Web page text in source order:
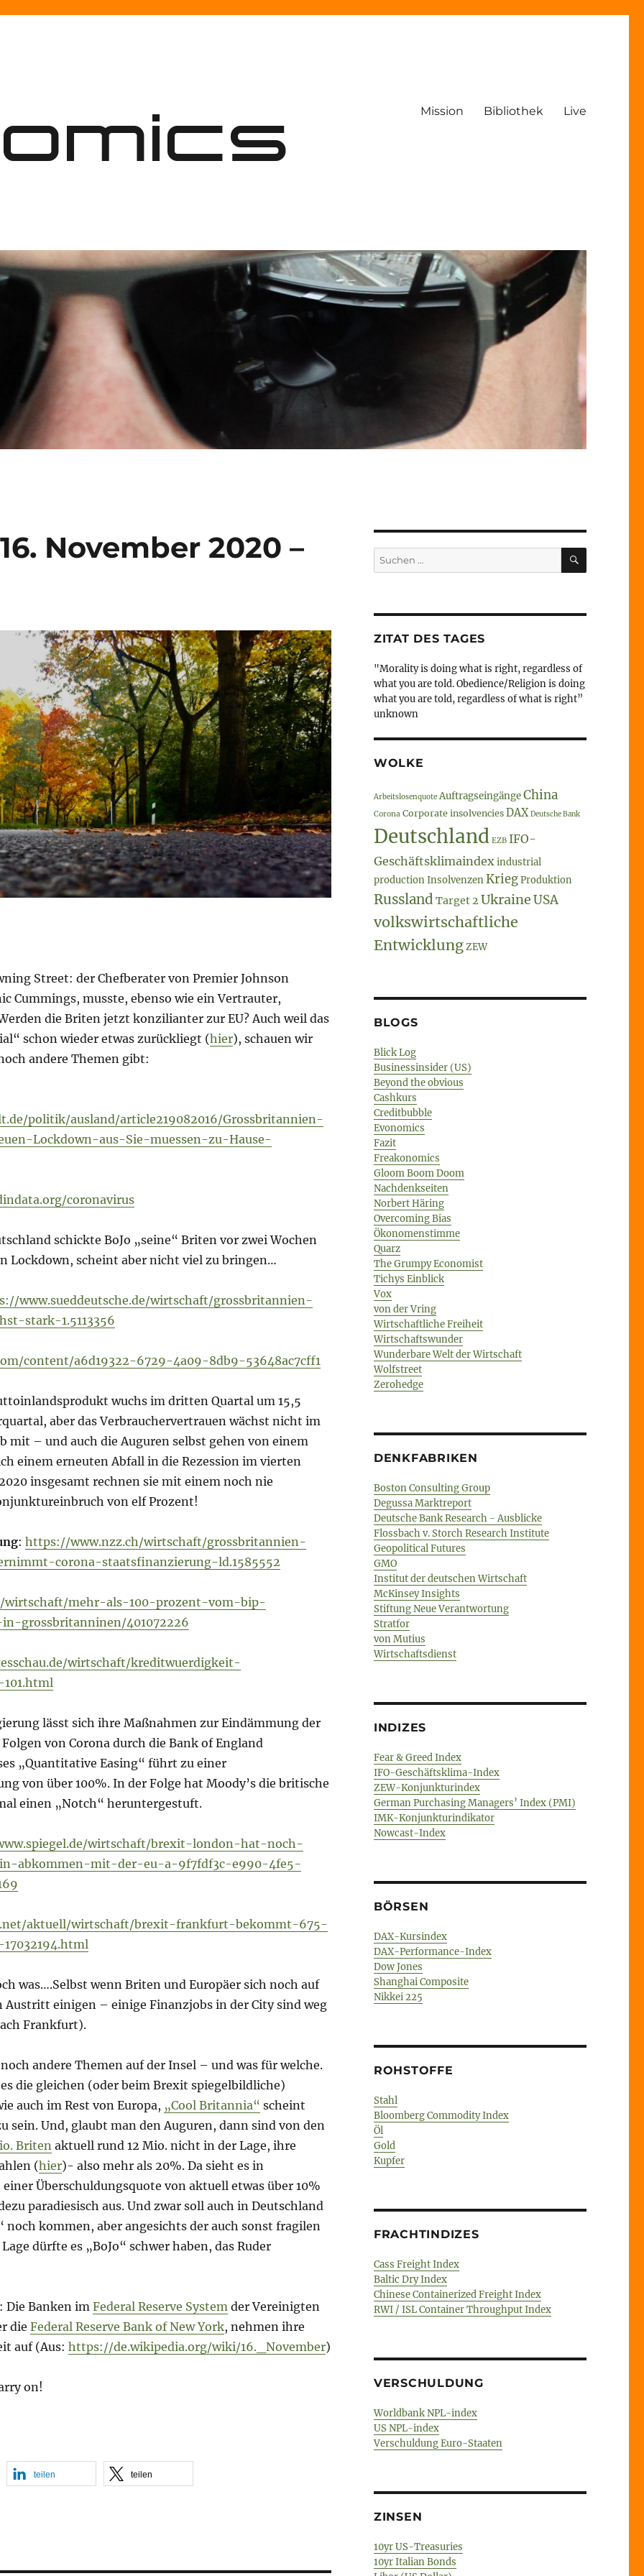
Mission Bibliothek Live
November 2020 –
Street: der Chefberater von Premier Johnson
Cummings, musste, ebenso wie ein Vertrauter,
die Briten jetzt konzilianter zur EU? Auch weil das
schon wieder etwas zurückliegt (hier), schauen wir
andere Themen gibt:
politik/ausland/article219082016/Grossbritannien-
Lockdown-aus-Sie-muessen-zu-Hause-
coronavirus
schickte BoJo „seine“ Briten vor zwei Wochen
Lockdown, scheint aber nicht viel zu bringen…
www.sueddeutsche.de/wirtschaft/grossbritannien-
stark-1.5113356
content/a6d19322-6729-4a09-8db9-53648ac7cff1
wuchs im dritten Quartal um 15,5
aber das Verbrauchervertrauen wächst nicht im
mit – und auch die Auguren selbst gehen von einem
einem erneuten Abfall in die Rezession im vierten
insgesamt rechnen sie mit einem noch nie
von elf Prozent!
: https://www.nzz.ch/wirtschaft/grossbritannien-
corona-staatsfinanzierung-ld.1585552
mehr-als-100-prozent-vom-bip-
grossbritanninen/401072226
wirtschaft/kreditwuerdigkeit-
lässt sich ihre Maßnahmen zur Eindämmung der
von Corona durch die Bank of England
„Quantitative Easing“ führt zu einer
von über 100%. In der Folge hat Moody’s die britische
einen „Notch“ heruntergestuft.
wirtschaft/brexit-london-hat-noch-
abkommen-mit-der-eu-a-9f7fdf3c-e990-4fe5-
aktuell/wirtschaft/brexit-frankfurt-bekommt-675-
was….Selbst wenn Briten und Europäer sich noch auf
Austritt einigen – einige Finanzjobs in der City sind weg
Frankfurt).
andere Themen auf der Insel – und was für welche.
die gleichen (oder beim Brexit spiegelbildliche)
auch im Rest von Europa, „Cool Britannia“ scheint
sein. Und, glaubt man den Auguren, dann sind von den
Briten aktuell rund 12 Mio. nicht in der Lage, ihre
(hier)- also mehr als 20%. Da sieht es in
Überschuldungsquote von aktuell etwas über 10%
paradiesisch aus. Und zwar soll auch in Deutschland
noch kommen, aber angesichts der auch sonst fragilen
dürfte es „BoJo“ schwer haben, das Ruder
: Die Banken im Federal Reserve System der Vereinigten
die Federal Reserve Bank of New York, nehmen ihre
auf (Aus: https://de.wikipedia.org/wiki/16._November)
on!
teilen teilen
Suche
nach:
SUCHEN
ZITAT DES TAGES
"Morality is doing what is right, regardless of
what you are told. Obedience/Religion is doing
what you are told, regardless of what is right”
unknown
WOLKE
Arbeitslosenquote AuftragseingängeChina
Corona Corporate insolvencies DAX Deutsche Bank
Deutschland EZB IFO-
Geschäftsklimaindexindustrial
productionInsolvenzenKriegProduktion
Russland Target 2 UkraineUSA
volkswirtschaftliche
EntwicklungZEW
BLOGS
Blick Log
Businessinsider (US)
Beyond the obvious
Cashkurs
Creditbubble
Evonomics
Fazit
Freakonomics
Gloom Boom Doom
Nachdenkseiten
Norbert Häring
Overcoming Bias
Ökonomenstimme
Quarz
The Grumpy Economist
Tichys Einblick
Vox
von der Vring
Wirtschaftliche Freiheit
Wirtschaftswunder
Wunderbare Welt der Wirtschaft
Wolfstreet
Zerohedge
DENKFABRIKEN
Boston Consulting Group
Degussa Marktreport
Deutsche Bank Research - Ausblicke
Flossbach v. Storch Research Institute
Geopolitical Futures
GMO
Institut der deutschen Wirtschaft
McKinsey Insights
Stiftung Neue Verantwortung
Stratfor
von Mutius
Wirtschaftsdienst
INDIZES
Fear & Greed Index
IFO-Geschäftsklima-Index
ZEW-Konjunkturindex
German Purchasing Managers’ Index (PMI)
IMK-Konjunkturindikator
Nowcast-Index
BÖRSEN
DAX-Kursindex
DAX-Performance-Index
Dow Jones
Shanghai Composite
Nikkei 225
ROHSTOFFE
Stahl
Bloomberg Commodity Index
Öl
Gold
Kupfer
FRACHTINDIZES
Cass Freight Index
Baltic Dry Index
Chinese Containerized Freight Index
RWI / ISL Container Throughput Index
VERSCHULDUNG
Worldbank NPL-index
US NPL-index
Verschuldung Euro-Staaten
ZINSEN
10yr US-Treasuries
10yr Italian Bonds